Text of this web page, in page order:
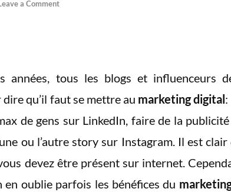
a Comment
années, tous les blogs et influenceurs
dire qu’il faut se mettre au marketing digital
de gens sur LinkedIn, faire de la
ou l’autre story sur Instagram. Il est
devez être présent sur internet.
en oublie parfois les bénéfices du